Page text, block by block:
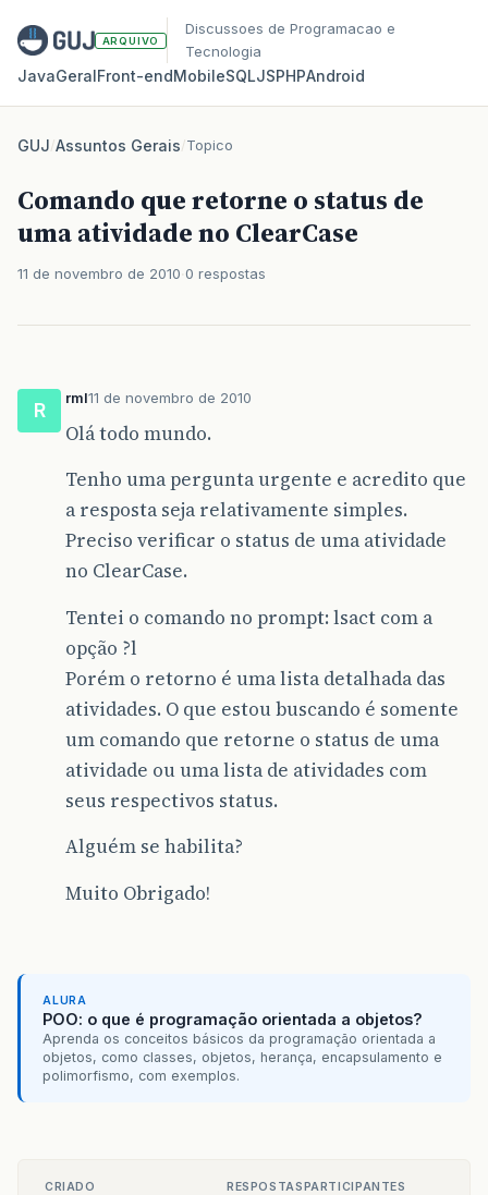
ARQUIVO
Discussoes de Programacao e
Tecnologia
JavaGeralFront‑endMobileSQLJSPHPAndroid
GUJ/Assuntos Gerais/Topico
Comando que retorne o status de
uma atividade no ClearCase
11 de novembro de 2010 0 respostas
R
rml11 de novembro de 2010
Olá todo mundo.
Tenho uma pergunta urgente e acredito que
a resposta seja relativamente simples.
Preciso verificar o status de uma atividade
no ClearCase.
Tentei o comando no prompt: lsact com a
opção ?l
Porém o retorno é uma lista detalhada das
atividades. O que estou buscando é somente
um comando que retorne o status de uma
atividade ou uma lista de atividades com
seus respectivos status.
Alguém se habilita?
Muito Obrigado!
ALURA
POO: o que é programação orientada a objetos?
Aprenda os conceitos básicos da programação orientada a
objetos, como classes, objetos, herança, encapsulamento e
polimorfismo, com exemplos.
CRIADO RESPOSTASPARTICIPANTES